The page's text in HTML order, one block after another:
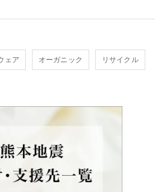
ェア オーガニック リサイクル